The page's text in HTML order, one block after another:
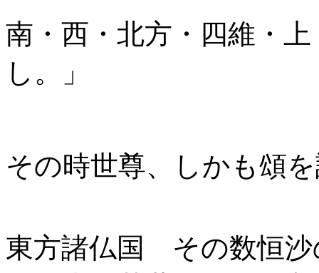
南・西・北方・四維・
し。」
その時世尊、しかも頌
東方諸仏国 その数恒沙